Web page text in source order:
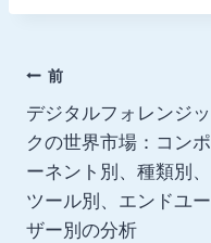
タ
投
稿
ナ
ビ
前
デジタルフォレンジッ
クの世界市場：コンポ
ーネント別、種類別、
ツール別、エンドユー
ザー別の分析